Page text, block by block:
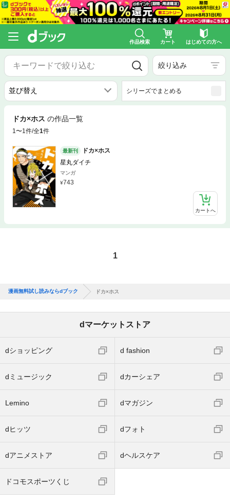
作品検索 カート はじめての方へ
絞り込み
シリーズでまとめる
ドカ×ホス の作品一覧
1〜1件/全1件
最新刊
ドカ×ホス
星丸ダイチ
マンガ
743
カートへ
1
漫画無料試し読みならdブック ドカ×ホス
dマーケットストア
dショッピング d fashion
dミュージック dカーシェア
Lemino dマガジン
dヒッツ dフォト
dアニメストア dヘルスケア
ドコモスポーツくじ